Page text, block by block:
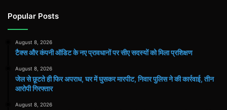
Popular Posts
August 8, 2026
टैक्स और कंपनी ऑडिट के नए प्रावधानों पर सीए सदस्यों को मिला प्रशिक्षण
August 8, 2026
जेल से छूटते ही फिर अपराध, घर में घुसकर मारपीट, निवार पुलिस ने की कार्रवाई, तीन
आरोपी गिरफ्तार
August 8, 2026